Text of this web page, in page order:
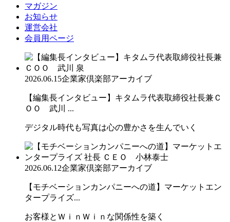
マガジン
お知らせ
運営会社
会員用ページ
2026.06.15企業家倶楽部アーカイブ
【編集長インタビュー】キタムラ代表取締役社長兼Ｃ
ＯＯ 武川 ...
デジタル時代も写真は心の豊かさを生んでいく
2026.06.12企業家倶楽部アーカイブ
【モチベーションカンパニーへの道】マーケットエン
タープライズ...
お客様とＷｉｎＷｉｎな関係性を築く